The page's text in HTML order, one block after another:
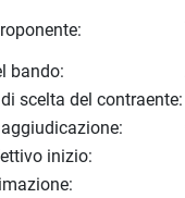
bando:
scelta del contraente:
inizio: